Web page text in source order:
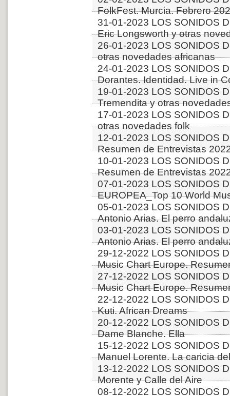
FolkFest. Murcia. Febrero
31-01-2023 LOS SONIDOS
Eric Longsworth y otras
26-01-2023 LOS SONIDOS
otras novedades africanas
24-01-2023 LOS SONIDOS
Dorantes. Identidad. Live in
19-01-2023 LOS SONIDOS
Tremendita y otras
17-01-2023 LOS SONIDOS
otras novedades folk
12-01-2023 LOS SONIDOS
Resumen de Entrevistas
10-01-2023 LOS SONIDOS
Resumen de Entrevistas
07-01-2023 LOS SONIDOS
EUROPEA_Top 10 World
05-01-2023 LOS SONIDOS
Antonio Arias. El perro
03-01-2023 LOS SONIDOS
Antonio Arias. El perro
29-12-2022 LOS SONIDOS
Music Chart Europe.
27-12-2022 LOS SONIDOS
Music Chart Europe.
22-12-2022 LOS SONIDOS
Kuti. African Dreams
20-12-2022 LOS SONIDOS
Dame Blanche. Ella
15-12-2022 LOS SONIDOS
Manuel Lorente. La caricia
13-12-2022 LOS SONIDOS
Morente y Calle del Aire
08-12-2022 LOS SONIDOS